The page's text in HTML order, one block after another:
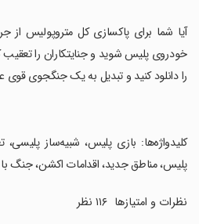
‏آیا شما برای پاکسازی کل متروپولیس از
خودروی پلیس شوید و جنایتکاران را
را دانلود کنید و تبدیل به یک جنگجوی قوی
‏کلیدواژه‌ها: بازی پلیس، شبیه‌ساز پلیسی،
پلیس، مناطق جدید، اقدامات اکشن، جنگ
نظرات و امتیازها